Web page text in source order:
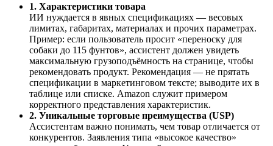
1. Характеристики товара
ИИ нуждается в явных спецификациях — весовых
лимитах, габаритах, материалах и прочих параметрах.
Пример: если пользователь просит «переноску для
собаки до 115 фунтов», ассистент должен увидеть
максимальную грузоподъёмность на странице, чтобы
рекомендовать продукт. Рекомендация — не прятать
спецификации в маркетинговом тексте; выводите их в
таблице или списке. Amazon служит примером
корректного представления характеристик.
2. Уникальные торговые преимущества (USP)
Ассистентам важно понимать, чем товар отличается от
конкурентов. Заявления типа «высокое качество»